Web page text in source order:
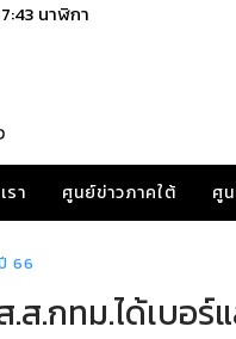
นาฬิกา
รา ศูนย์ข่าวภาคใต้ ศู
66
ส.กทม.ได้เบอ